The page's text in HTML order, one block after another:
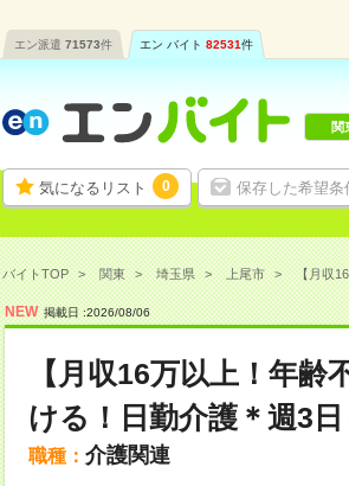
エン派遣 71573件 エン バイト 82531件
気になるリスト 0 保存した希望条
関
バイトTOP 関東 埼玉県 上尾市 【月収
NEW 掲載日 :2026/08/06
【月収16万以上！年
ける！日勤介護＊週3日
職種： 介護関連